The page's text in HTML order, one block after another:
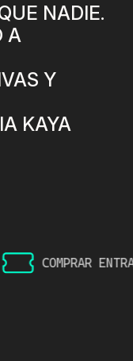
NADIE.
A
Y
KAYA
COMPRAR ENTRADAS